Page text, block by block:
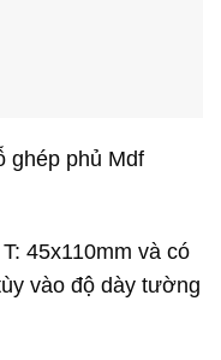
ghép phủ Mdf
45x110mm và có
vào độ dày tường